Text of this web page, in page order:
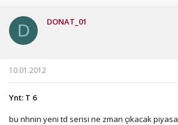
D DONAT_01
10.01.2012
Ynt: T 6
bu nhnin yeni td serisi ne zman çıkacak piyasa